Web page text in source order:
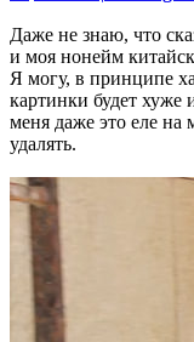
Даже не знаю, что
и моя нонейм
Я могу, в принципе
картинки будет
меня даже это еле на
удалять.